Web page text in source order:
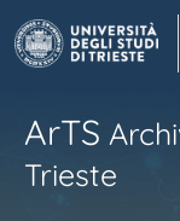
ArTS
Trieste